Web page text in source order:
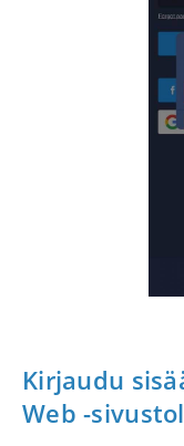
Kirjaudu
Web -